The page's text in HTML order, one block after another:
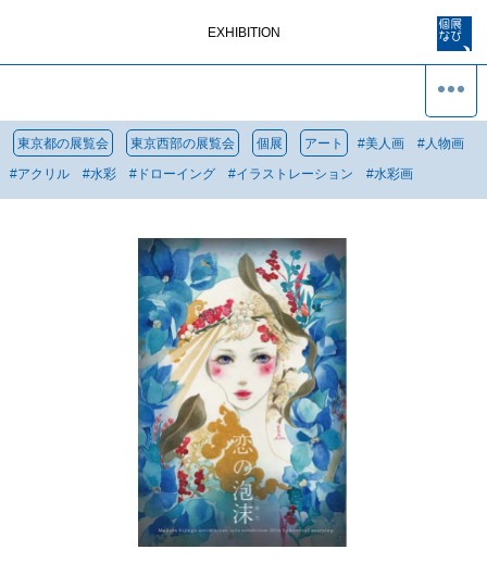
EXHIBITION
東京都の展覧会 東京西部の展覧会 個展 アート #美人画 # 人物画
#アクリル #水彩 # ドローイング #イラストレーション #水彩画